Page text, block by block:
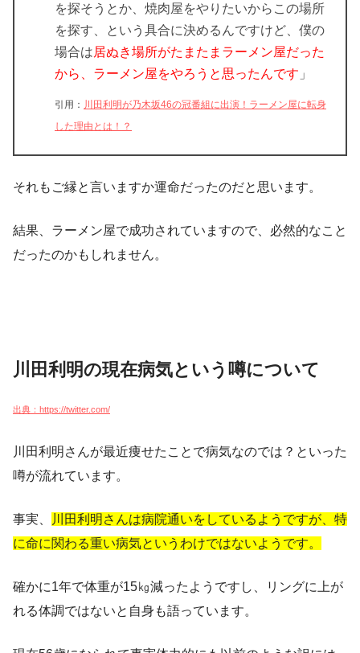
を探そうとか、焼肉屋をやりたいからこの場所
を探す、という具合に決めるんですけど、僕の
場合は居ぬき場所がたまたまラーメン屋だった
から、ラーメン屋をやろうと思ったんです 」
引用： 川田利明が乃木坂46の冠番組に出演！ラーメン屋に転身
した理由とは！？
それもご縁と言いますか運命だったのだと思います。
結果、ラーメン屋で成功されていますので、必然的なこと
だったのかもしれません。
川田利明の現在病気という噂について
出典：https://twitter.com/
川田利明さんが最近痩せたことで病気なのでは？といった
噂が流れています。
事実、
川田利明さんは病院通いをしているようですが、特
に命に関わる重い病気というわけではないようです。
確かに1年で体重が15㎏減ったようですし、リングに上が
れる体調ではないと自身も語っています。